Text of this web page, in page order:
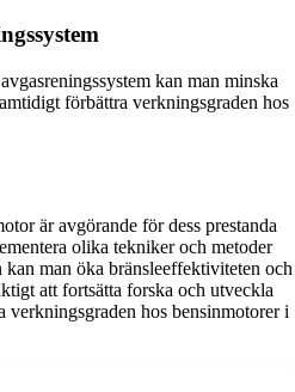
kan man minska
förbättra verkningsgraden hos
är avgörande för dess prestanda
olika tekniker och metoder
man öka bränsleeffektiviteten och
att fortsätta forska och utveckla
hos bensinmotorer i